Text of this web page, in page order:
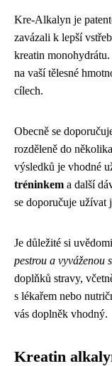
Kre-Alkalyn je
zavázali k lepší
kreatin
na vaší tělesné
cílech.
Obecně se
rozděleně do
výsledků je vhodné
tréninkem a další
se doporučuje užívat
Je důležité si
pestrou a vyváženou
doplňků stravy,
s lékařem nebo
vás doplněk vhodný.
Kreatin